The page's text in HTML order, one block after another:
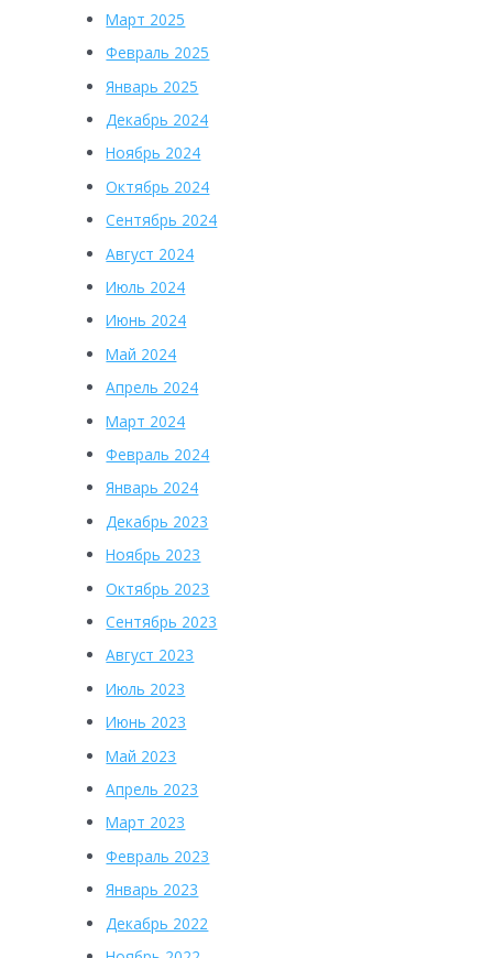
Март 2025
Февраль 2025
Январь 2025
Декабрь 2024
Ноябрь 2024
Октябрь 2024
Сентябрь 2024
Август 2024
Июль 2024
Июнь 2024
Май 2024
Апрель 2024
Март 2024
Февраль 2024
Январь 2024
Декабрь 2023
Ноябрь 2023
Октябрь 2023
Сентябрь 2023
Август 2023
Июль 2023
Июнь 2023
Май 2023
Апрель 2023
Март 2023
Февраль 2023
Январь 2023
Декабрь 2022